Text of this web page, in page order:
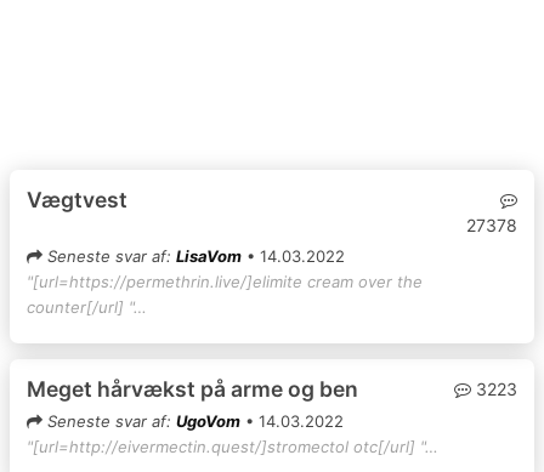
Vægtvest
27378
Seneste svar af: LisaVom • 14.03.2022
"[url=https://permethrin.live/]elimite cream over the
counter[/url] "…
Meget hårvækst på arme og ben 3223
Seneste svar af: UgoVom • 14.03.2022
"[url=http://eivermectin.quest/]stromectol otc[/url] "…